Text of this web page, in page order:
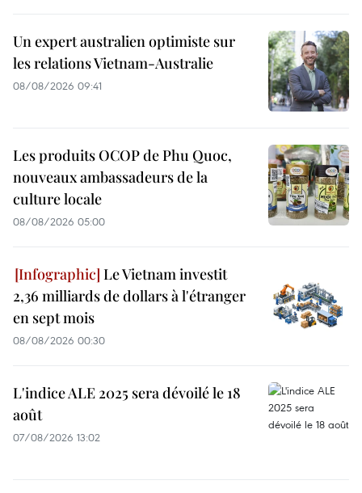
Un expert australien optimiste sur
les relations Vietnam-Australie
08/08/2026 09:41
Les produits OCOP de Phu Quoc,
nouveaux ambassadeurs de la
culture locale
08/08/2026 05:00
Le Vietnam investit
2,36 milliards de dollars à l'étranger
en sept mois
08/08/2026 00:30
L'indice ALE 2025 sera dévoilé le 18
août
07/08/2026 13:02